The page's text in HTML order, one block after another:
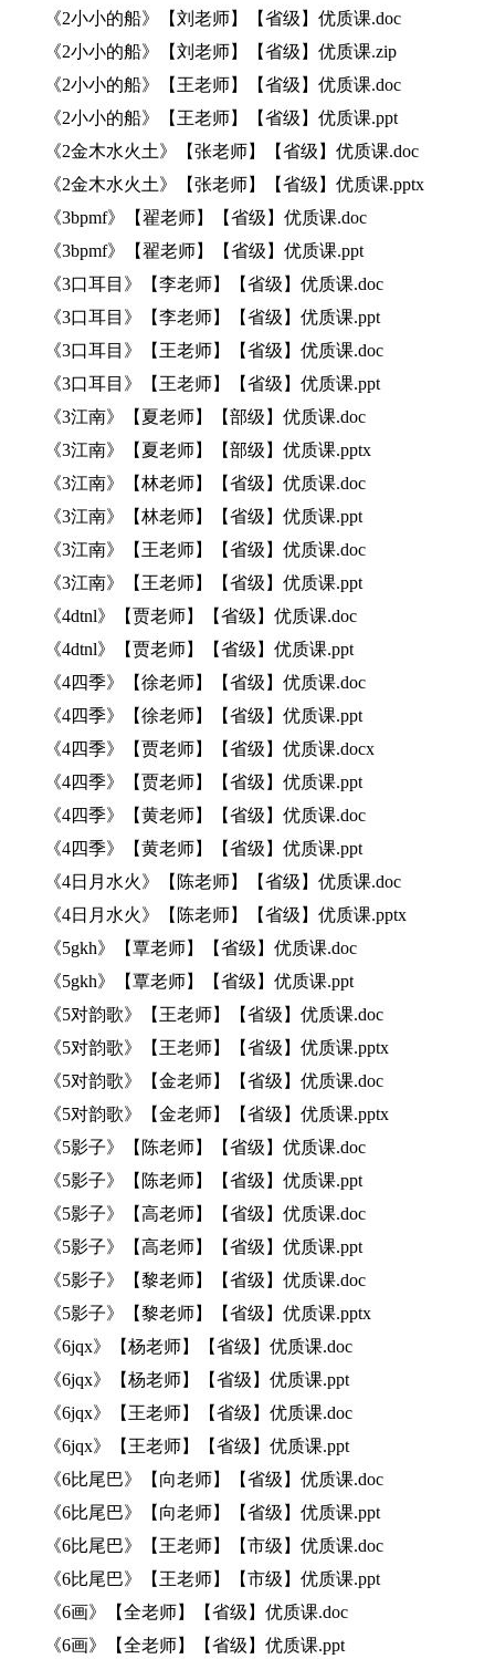
《2小小的船》【刘老师】【省级】优质课.doc
《2小小的船》【刘老师】【省级】优质课.zip
《2小小的船》【王老师】【省级】优质课.doc
《2小小的船》【王老师】【省级】优质课.ppt
《2金木水火土》【张老师】【省级】优质课.doc
《2金木水火土》【张老师】【省级】优质课.pptx
《3bpmf》【翟老师】【省级】优质课.doc
《3bpmf》【翟老师】【省级】优质课.ppt
《3口耳目》【李老师】【省级】优质课.doc
《3口耳目》【李老师】【省级】优质课.ppt
《3口耳目》【王老师】【省级】优质课.doc
《3口耳目》【王老师】【省级】优质课.ppt
《3江南》【夏老师】【部级】优质课.doc
《3江南》【夏老师】【部级】优质课.pptx
《3江南》【林老师】【省级】优质课.doc
《3江南》【林老师】【省级】优质课.ppt
《3江南》【王老师】【省级】优质课.doc
《3江南》【王老师】【省级】优质课.ppt
《4dtnl》【贾老师】【省级】优质课.doc
《4dtnl》【贾老师】【省级】优质课.ppt
《4四季》【徐老师】【省级】优质课.doc
《4四季》【徐老师】【省级】优质课.ppt
《4四季》【贾老师】【省级】优质课.docx
《4四季》【贾老师】【省级】优质课.ppt
《4四季》【黄老师】【省级】优质课.doc
《4四季》【黄老师】【省级】优质课.ppt
《4日月水火》【陈老师】【省级】优质课.doc
《4日月水火》【陈老师】【省级】优质课.pptx
《5gkh》【覃老师】【省级】优质课.doc
《5gkh》【覃老师】【省级】优质课.ppt
《5对韵歌》【王老师】【省级】优质课.doc
《5对韵歌》【王老师】【省级】优质课.pptx
《5对韵歌》【金老师】【省级】优质课.doc
《5对韵歌》【金老师】【省级】优质课.pptx
《5影子》【陈老师】【省级】优质课.doc
《5影子》【陈老师】【省级】优质课.ppt
《5影子》【高老师】【省级】优质课.doc
《5影子》【高老师】【省级】优质课.ppt
《5影子》【黎老师】【省级】优质课.doc
《5影子》【黎老师】【省级】优质课.pptx
《6jqx》【杨老师】【省级】优质课.doc
《6jqx》【杨老师】【省级】优质课.ppt
《6jqx》【王老师】【省级】优质课.doc
《6jqx》【王老师】【省级】优质课.ppt
《6比尾巴》【向老师】【省级】优质课.doc
《6比尾巴》【向老师】【省级】优质课.ppt
《6比尾巴》【王老师】【市级】优质课.doc
《6比尾巴》【王老师】【市级】优质课.ppt
《6画》【全老师】【省级】优质课.doc
《6画》【全老师】【省级】优质课.ppt